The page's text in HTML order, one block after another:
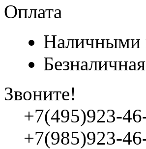
Оплата
Наличными
Звоните!
+7(495)923-
+7(985)923-